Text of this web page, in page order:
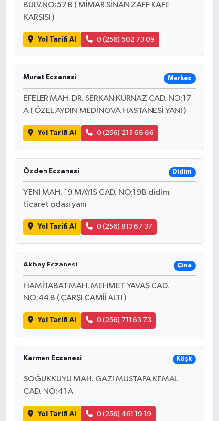
BULV.NO:57 B ( MİMAR SİNAN ZAFF KAFE
KARŞISI )
Yol Tarifi Al 0 (256) 502 73 09
Murat Eczanesi Merkez
EFELER MAH. DR. SERKAN KURNAZ CAD. NO:17
A ( ÖZEL AYDIN MEDİNOVA HASTANESİ YANI )
Yol Tarifi Al 0 (256) 215 66 66
Özden Eczanesi Didim
YENİ MAH. 19 MAYIS CAD. NO:19B didim
ticaret odası yanı
Yol Tarifi Al 0 (256) 813 67 37
Akbay Eczanesi Çine
HAMİTABAT MAH. MEHMET YAVAŞ CAD.
NO:44 B ( ÇARŞI CAMİİ ALTI )
Yol Tarifi Al 0 (256) 711 63 73
Karmen Eczanesi Köşk
SOĞUKKUYU MAH. GAZİ MUSTAFA KEMAL
CAD. NO:41 A
Yol Tarifi Al 0 (256) 461 19 19